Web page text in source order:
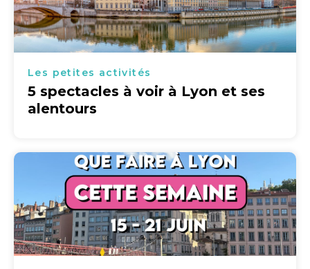
Les petites activités
5 spectacles à voir à Lyon et ses
alentours